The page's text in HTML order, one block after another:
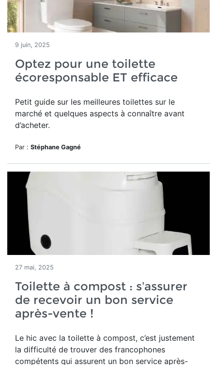
9 juin, 2025
Optez pour une toilette
écoresponsable ET efficace
Petit guide sur les meilleures toilettes sur le
marché et quelques aspects à connaître avant
d’acheter.
Par : Stéphane Gagné
27 mai, 2025
Toilette à compost : s’assurer
de recevoir un bon service
après-vente !
Le hic avec la toilette à compost, c’est justement
la difficulté de trouver des francophones
compétents qui assurent un bon service après-